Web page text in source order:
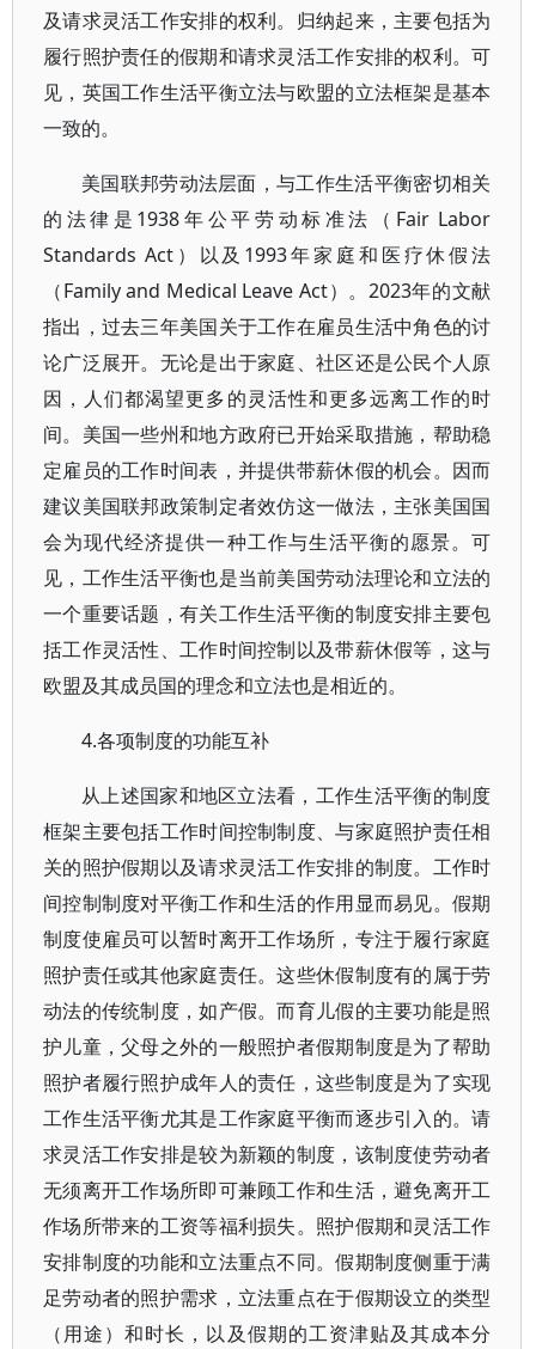
及请求灵活工作安排的权利。归纳起来，主要包括为
履行照护责任的假期和请求灵活工作安排的权利。可
见，英国工作生活平衡立法与欧盟的立法框架是基本
一致的。
美国联邦劳动法层面，与工作生活平衡密切相关
的法律是1938年公平劳动标准法（Fair Labor
Standards Act）以及1993年家庭和医疗休假法
（Family and Medical Leave Act）。2023年的文献
指出，过去三年美国关于工作在雇员生活中角色的讨
论广泛展开。无论是出于家庭、社区还是公民个人原
因，人们都渴望更多的灵活性和更多远离工作的时
间。美国一些州和地方政府已开始采取措施，帮助稳
定雇员的工作时间表，并提供带薪休假的机会。因而
建议美国联邦政策制定者效仿这一做法，主张美国国
会为现代经济提供一种工作与生活平衡的愿景。可
见，工作生活平衡也是当前美国劳动法理论和立法的
一个重要话题，有关工作生活平衡的制度安排主要包
括工作灵活性、工作时间控制以及带薪休假等，这与
欧盟及其成员国的理念和立法也是相近的。
4.各项制度的功能互补
从上述国家和地区立法看，工作生活平衡的制度
框架主要包括工作时间控制制度、与家庭照护责任相
关的照护假期以及请求灵活工作安排的制度。工作时
间控制制度对平衡工作和生活的作用显而易见。假期
制度使雇员可以暂时离开工作场所，专注于履行家庭
照护责任或其他家庭责任。这些休假制度有的属于劳
动法的传统制度，如产假。而育儿假的主要功能是照
护儿童，父母之外的一般照护者假期制度是为了帮助
照护者履行照护成年人的责任，这些制度是为了实现
工作生活平衡尤其是工作家庭平衡而逐步引入的。请
求灵活工作安排是较为新颖的制度，该制度使劳动者
无须离开工作场所即可兼顾工作和生活，避免离开工
作场所带来的工资等福利损失。照护假期和灵活工作
安排制度的功能和立法重点不同。假期制度侧重于满
足劳动者的照护需求，立法重点在于假期设立的类型
（用途）和时长，以及假期的工资津贴及其成本分